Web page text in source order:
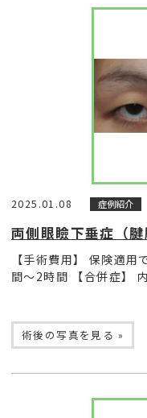
2025.01.08 症例紹介
両側眼瞼下垂症（腱
【手術費用】 保険適
間〜2時間 【合併症】
術後の写真を見る »